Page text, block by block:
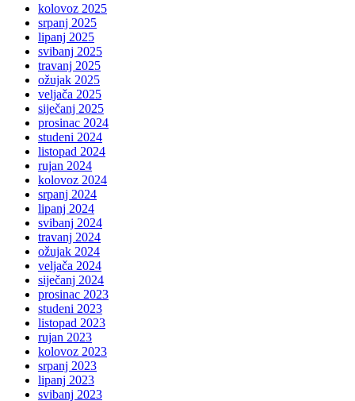
kolovoz 2025
srpanj 2025
lipanj 2025
svibanj 2025
travanj 2025
ožujak 2025
veljača 2025
siječanj 2025
prosinac 2024
studeni 2024
listopad 2024
rujan 2024
kolovoz 2024
srpanj 2024
lipanj 2024
svibanj 2024
travanj 2024
ožujak 2024
veljača 2024
siječanj 2024
prosinac 2023
studeni 2023
listopad 2023
rujan 2023
kolovoz 2023
srpanj 2023
lipanj 2023
svibanj 2023